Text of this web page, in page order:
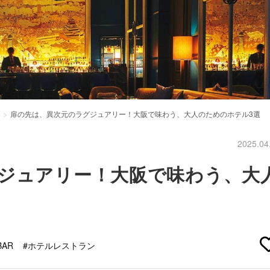
扉の先は、異次元のラグジュアリー！大阪で味わう、大人のためのホテル3選
ュアリー！大阪で味わう、大
#ホテルレストラン